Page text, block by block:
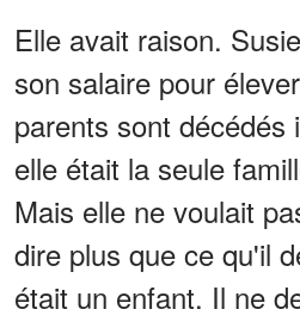
Elle avait raison.
son salaire pour
parents sont décédés
elle était la seule
Mais elle ne voulait
dire plus que ce qu'il
était un enfant. Il ne